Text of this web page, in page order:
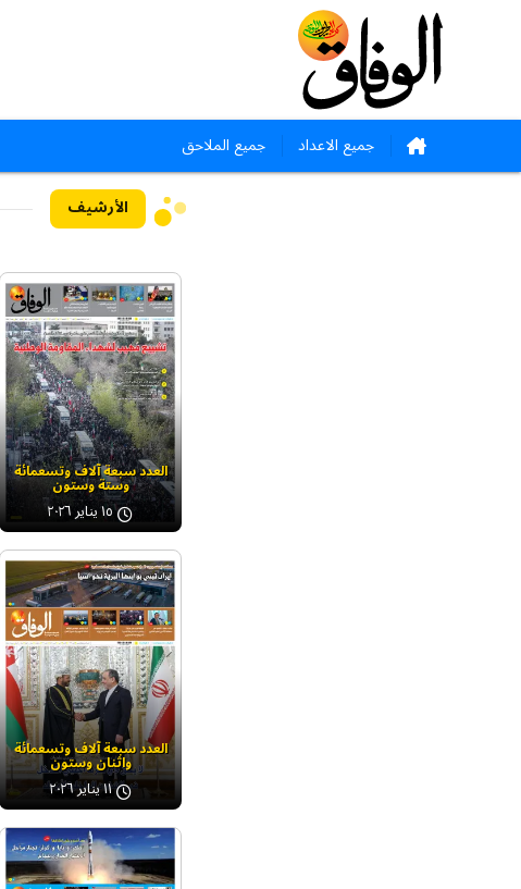
جميع الاعداد جميع الملاحق
الأرشيف
العدد سبعة آلاف وتسعمائة
وستة وستون
١٥ يناير ٢٠٢٦
العدد سبعة آلاف وتسعمائة
واثنان وستون
١١ يناير ٢٠٢٦